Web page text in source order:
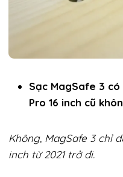
Sạc MagSafe 3
Pro 16 inch cũ
Không, MagSafe 3 chỉ
inch từ 2021 trở đi.